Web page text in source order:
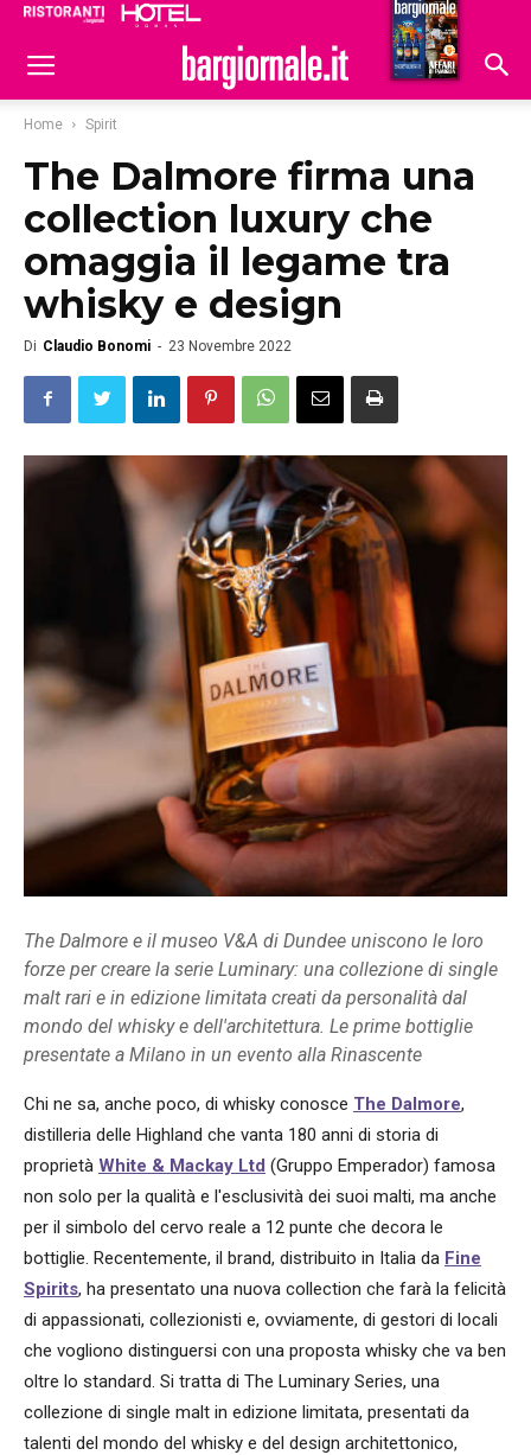
Hoteldomani
Home Spirit
The Dalmore firma una
collection luxury che
omaggia il legame tra
whisky e design
Di Claudio Bonomi - 23 Novembre 2022
The Dalmore e il museo V&A di Dundee uniscono le loro
forze per creare la serie Luminary: una collezione di single
malt rari e in edizione limitata creati da personalità dal
mondo del whisky e dell'architettura. Le prime bottiglie
presentate a Milano in un evento alla Rinascente
Chi ne sa, anche poco, di whisky conosce The Dalmore,
distilleria delle Highland che vanta 180 anni di storia di
proprietà White & Mackay Ltd (Gruppo Emperador) famosa
non solo per la qualità e l'esclusività dei suoi malti, ma anche
per il simbolo del cervo reale a 12 punte che decora le
bottiglie. Recentemente, il brand, distribuito in Italia da Fine
Spirits, ha presentato una nuova collection che farà la felicità
di appassionati, collezionisti e, ovviamente, di gestori di locali
che vogliono distinguersi con una proposta whisky che va ben
oltre lo standard. Si tratta di The Luminary Series, una
collezione di single malt in edizione limitata, presentati da
talenti del mondo del whisky e del design architettonico,